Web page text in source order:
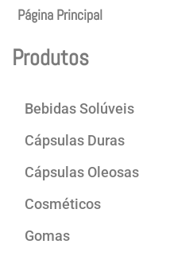
Página Principal
Produtos
Bebidas Solúveis
Cápsulas Duras
Cápsulas Oleosas
Cosméticos
Gomas